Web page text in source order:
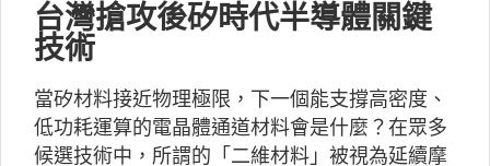
台灣搶攻後矽時代半導體關鍵
技術
當矽材料接近物理極限，下一個能支撐高密度、
低功耗運算的電晶體通道材料會是什麼？在眾多
候選技術中，所謂的「二維材料」被視為延續摩